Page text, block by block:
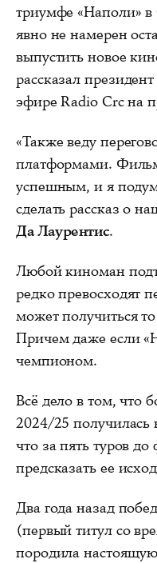
триумфе «Наполи»
явно не намерен
выпустить новое
рассказал
эфире Radio Crc на
«Также веду
платформами.
успешным, и я
сделать рассказ о
Да Лаурентис.
Любой киноман
редко превосходят
может получиться
Причем даже если
чемпионом.
Всё дело в том, что
2024/25 получилась
что за пять туров
предсказать ее
Два года назад
(первый титул со
породила